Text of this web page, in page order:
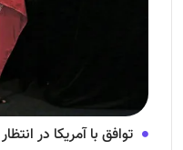
توافق با آمریکا در